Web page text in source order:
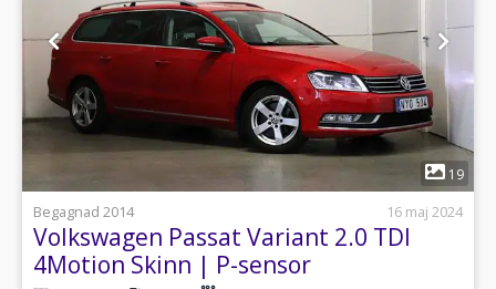
19
Begagnad 2014
16 maj 2024
Volkswagen Passat Variant 2.0 TDI
4Motion Skinn | P-sensor